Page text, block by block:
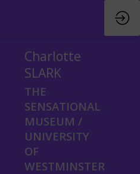
Charlotte
SLARK
THE
SENSATIONAL
MUSEUM /
UNIVERSITY
OF
WESTMINSTER